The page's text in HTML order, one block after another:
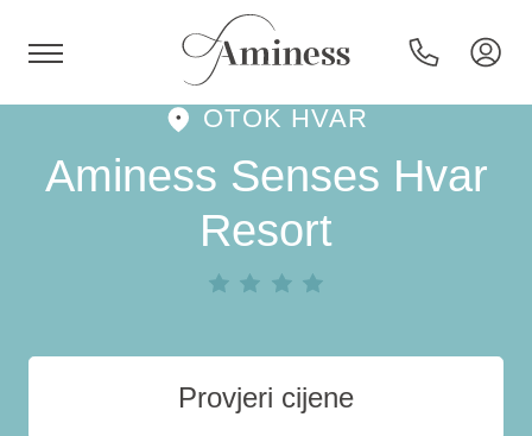
HR
Hoteli i resorti
Kampovi
OTOK HVAR
Aminess Senses Hvar
Resort
Provjeri cijene